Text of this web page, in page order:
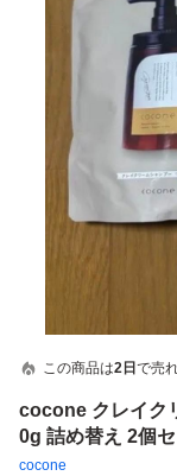
この商品は2日 で売
cocone クレイク
0g 詰め替え 2個セ
cocone